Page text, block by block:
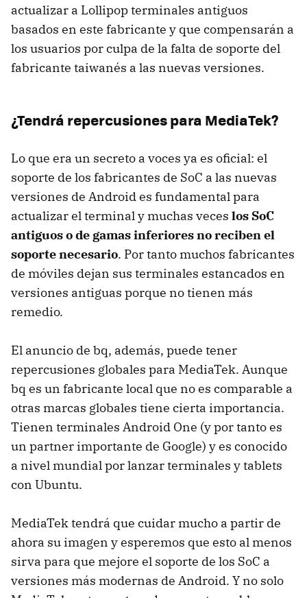
actualizar a Lollipop terminales antiguos
basados en este fabricante y que compensarán a
los usuarios por culpa de la falta de soporte del
fabricante taiwanés a las nuevas versiones.
¿Tendrá repercusiones para MediaTek?
Lo que era un secreto a voces ya es oficial: el
soporte de los fabricantes de SoC a las nuevas
versiones de Android es fundamental para
actualizar el terminal y muchas veces los SoC
antiguos o de gamas inferiores no reciben el
soporte necesario. Por tanto muchos fabricantes
de móviles dejan sus terminales estancados en
versiones antiguas porque no tienen más
remedio.
El anuncio de bq, además, puede tener
repercusiones globales para MediaTek. Aunque
bq es un fabricante local que no es comparable a
otras marcas globales tiene cierta importancia.
Tienen terminales Android One (y por tanto es
un partner importante de Google) y es conocido
a nivel mundial por lanzar terminales y tablets
con Ubuntu.
MediaTek tendrá que cuidar mucho a partir de
ahora su imagen y esperemos que esto al menos
sirva para que mejore el soporte de los SoC a
versiones más modernas de Android. Y no solo